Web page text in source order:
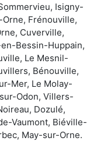
Isigny-
Frénouville,
Cuverville,
Bessin-Huppain,
Le Mesnil-
Bénouville,
Mer, Le Molay-
Odon, Villers-
Dozulé,
Vaumont, Biéville-
May-sur-Orne.